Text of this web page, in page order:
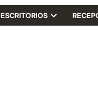
ESCRITORIOS